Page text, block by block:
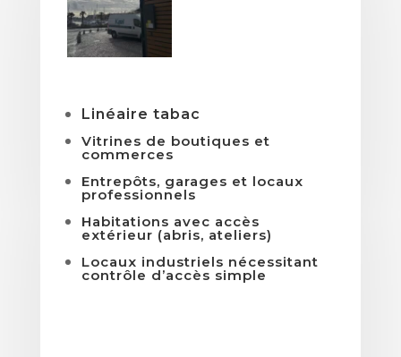
Linéaire tabac
Vitrines de boutiques et
commerces
Entrepôts, garages et locaux
professionnels
Habitations avec accès
extérieur (abris, ateliers)
Locaux industriels nécessitant
contrôle d’accès simple